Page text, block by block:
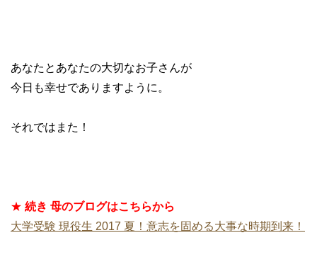
あなたとあなたの大切なお子さんが
今日も幸せでありますように。
それではまた！
★ 続き 母のブログはこちらから
大学受験 現役生 2017 夏！意志を固める大事な時期到来！